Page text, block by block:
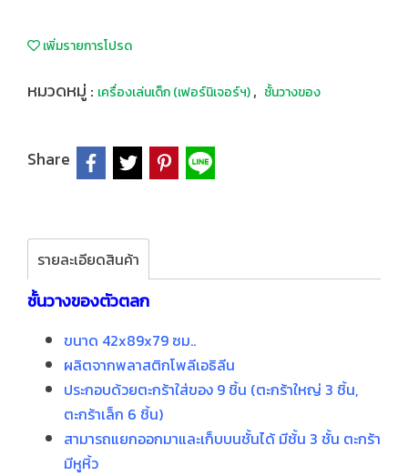
เพิ่มรายการโปรด
หมวดหมู่ : เครื่องเล่นเด็ก (เฟอร์นิเจอร์ฯ), ชั้นวางของ
Share
รายละเอียดสินค้า
ชั้นวางของตัวตลก
ขนาด 42x89x79 ซม..
ผลิตจากพลาสติกโพลีเอธิลีน
ประกอบด้วยตะกร้าใส่ของ 9 ชิ้น (ตะกร้าใหญ่ 3 ชิ้น,
ตะกร้าเล็ก 6 ชิ้น)
สามารถแยกออกมาและเก็บบนชั้นได้ มีช้้น 3 ชั้น ตะกร้า
มีหูหิ้ว